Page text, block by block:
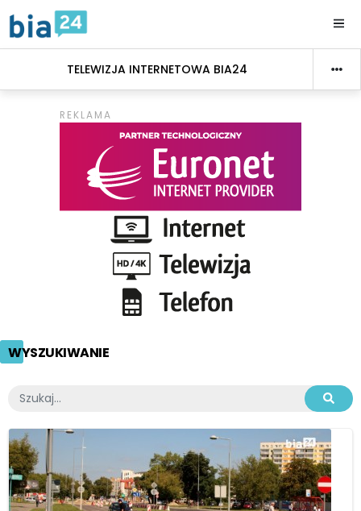
TELEWIZJA INTERNETOWA BIA24
WYSZUKIWANIE